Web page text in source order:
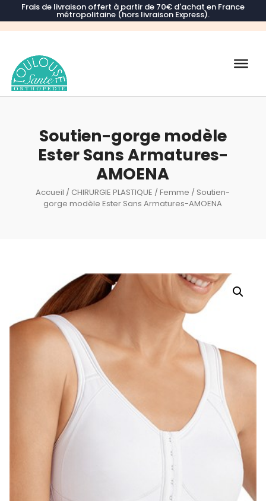
Frais de livraison offert à partir de 70€ d'achat en France
métropolitaine (hors livraison Express).
Recherche
Soutien-gorge modèle
Ester Sans Armatures-
AMOENA
Accueil / CHIRURGIE PLASTIQUE /Femme / Soutien-
gorge modèle Ester Sans Armatures-AMOENA